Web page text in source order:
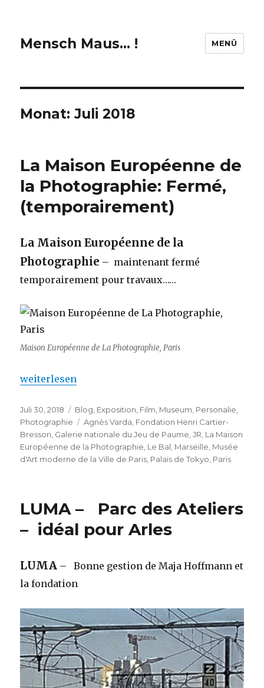
Mensch Maus… ! MENÜ
Monat:Juli 2018
La Maison Européenne de
la Photographie: Fermé,
(temporairement)
La Maison Européenne de la
Photographie – maintenant fermé
temporairement pour travaux……
Maison Européenne de La Photographie, Paris
„La Maison Européenne de la Photographie:
weiterlesen
Veröffentlicht
am
Juli 30, 2018 Kategorien
Blog Exposition Film Museum Personalie
Photographie
Schlagwörter
Agnès Varda Fondation Henri Cartier-
Bresson Galerie nationale du Jeu de Paume ,JR La Maison
Européenne de la Photographie Le Bal Marseille Musée
d'Art moderne de la Ville de Paris Palais de Tokyo Paris
LUMA – Parc des Ateliers
– idéal pour Arles
LUMA – Bonne gestion de Maja Hoffmann et
la fondation